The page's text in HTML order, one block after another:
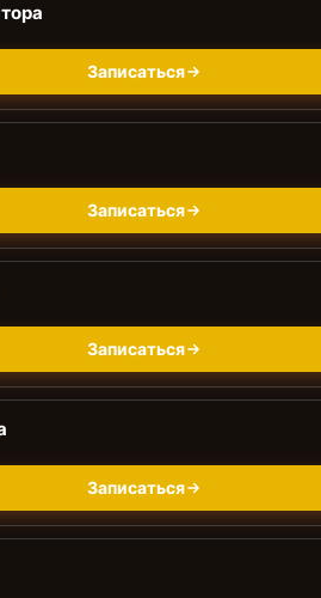
Записаться
Записаться
Записаться
Записаться